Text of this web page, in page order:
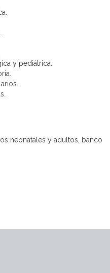
y pediátrica.
neonatales y adultos, banco